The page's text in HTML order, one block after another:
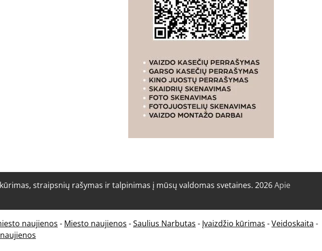
kūrimas, straipsnių rašymas ir talpinimas į mūsų valdomas svetaines. 2026Apie
naujienos - Miesto naujienos -Saulius Narbutas - Įvaizdžio kūrimas -Veidoskaita -